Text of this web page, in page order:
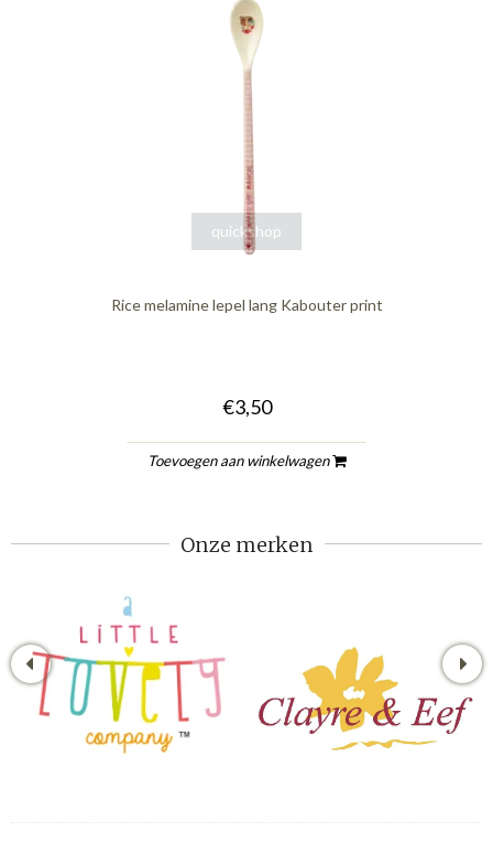
quickshop
Rice melamine lepel lang Kabouter print
€3,50
Toevoegen aan winkelwagen
Onze merken